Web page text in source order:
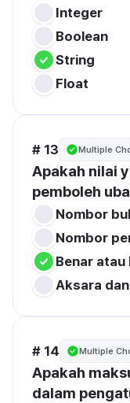
Integer
Boolean
String
Float
# 13 Multiple
Apakah nilai
pemboleh
Nombor
Nombor
Benar atau
Aksara
# 14 Multiple
Apakah
dalam